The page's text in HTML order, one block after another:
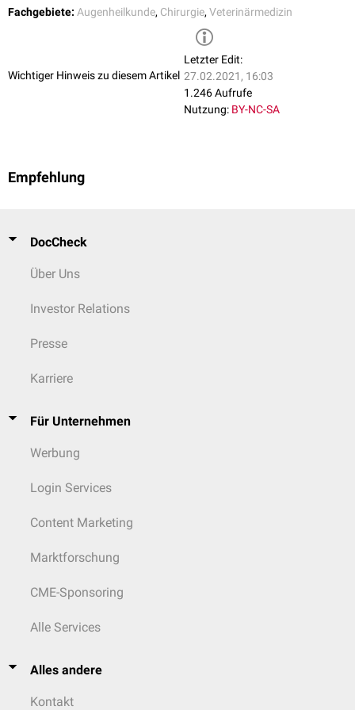
Fachgebiete: Augenheilkunde, Chirurgie, Veterinärmedizin
Wichtiger Hinweis zu diesem Artikel
Letzter Edit:
27.02.2021, 16:03
1.246 Aufrufe
Nutzung: BY-NC-SA
Empfehlung
DocCheck
Über Uns
Investor Relations
Presse
Karriere
Für Unternehmen
Werbung
Login Services
Content Marketing
Marktforschung
CME-Sponsoring
Alle Services
Alles andere
Kontakt